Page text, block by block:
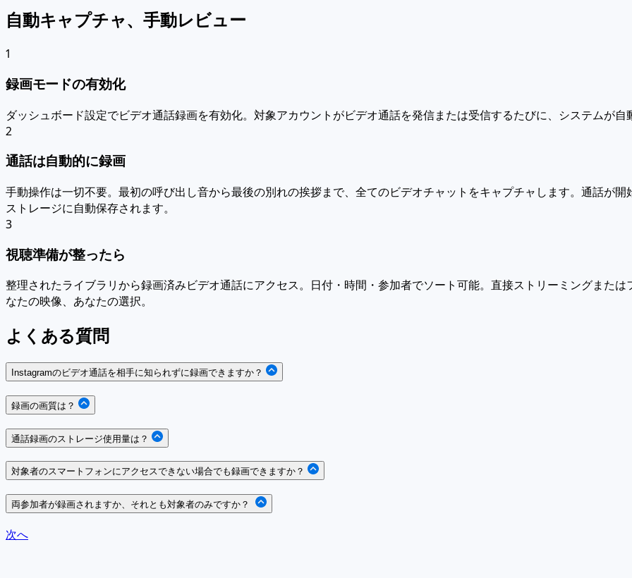
自動キャプチャ、手動レビュー
1
録画モードの有効化
ダッシュボード設定でビデオ通話録画を有効化。対象アカウントがビデオ通話を発信または受信するたびに、システムが自
2
通話は自動的に録画
手動操作は一切不要。最初の呼び出し音から最後の別れの挨拶まで、全てのビデオチャットをキャプチャします。通話が
ストレージに自動保存されます。
3
視聴準備が整ったら
整理されたライブラリから録画済みビデオ通話にアクセス。日付・時間・参加者でソート可能。直接ストリーミングまた
なたの映像、あなたの選択。
よくある質問
Instagramのビデオ通話を相手に知られずに録画できますか？
録画の画質は？
通話録画のストレージ使用量は？
対象者のスマートフォンにアクセスできない場合でも録画できますか？
両参加者が録画されますか、それとも対象者のみですか？
次へ